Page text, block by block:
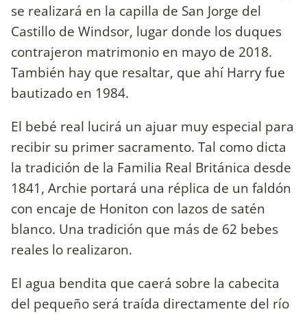
se realizará en la capilla de San Jorge del
Castillo de Windsor, lugar donde los duques
contrajeron matrimonio en mayo de 2018.
También hay que resaltar, que ahí Harry fue
bautizado en 1984.
El bebé real lucirá un ajuar muy especial para
recibir su primer sacramento. Tal como dicta
la tradición de la Familia Real Británica desde
1841, Archie portará una réplica de un faldón
con encaje de Honiton con lazos de satén
blanco. Una tradición que más de 62 bebes
reales lo realizaron.
El agua bendita que caerá sobre la cabecita
del pequeño será traída directamente del río